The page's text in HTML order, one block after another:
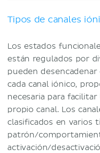
Tipos de canales
Los estados
están regulados por
pueden
cada canal iónico,
necesaria para
propio canal. Los
clasificados en varios
patrón/
activación/